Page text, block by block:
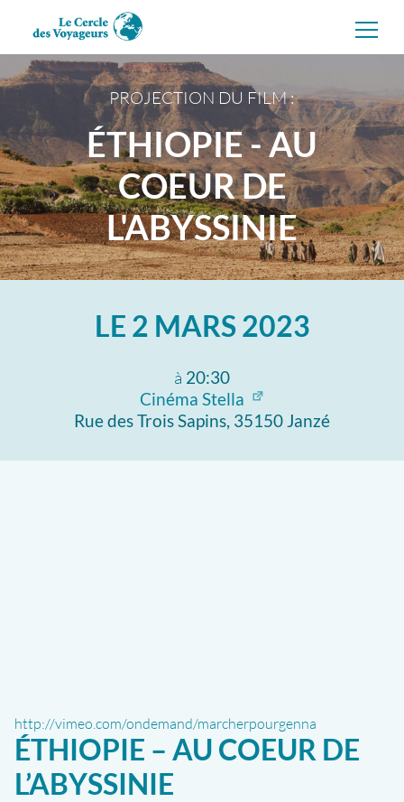
directement
contenu
PROJECTION DU FILM :
ÉTHIOPIE - AU
COEUR DE
L'ABYSSINIE
LE 2 MARS 2023
à 20:30
Cinéma Stella
Rue des Trois Sapins, 35150 Janzé
http://vimeo.com/ondemand/marcherpourgenna
ÉTHIOPIE – AU COEUR DE
L’ABYSSINIE